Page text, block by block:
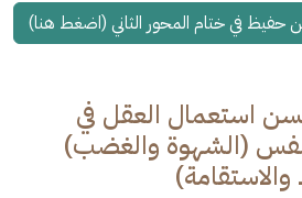
حفيظ في ختام المحور الثاني (اضغط هنا)
استعمال العقل في
(الشهوة والغضب)